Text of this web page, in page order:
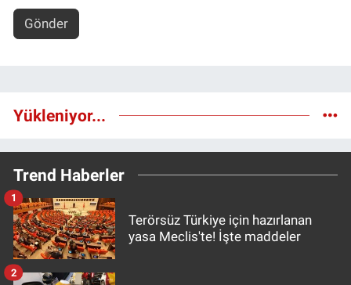
Gönder
Yükleniyor...
Trend Haberler
Terörsüz Türkiye için hazırlanan
yasa Meclis'te! İşte maddeler
1
2